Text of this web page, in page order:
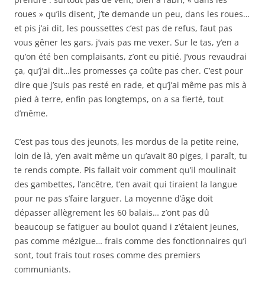
roues » qu’ils disent, j’te demande un peu, dans les roues…
et pis j’ai dit, les poussettes c’est pas de refus, faut pas
vous gêner les gars, j’vais pas me vexer. Sur le tas, y’en a
qu’on été ben complaisants, z’ont eu pitié. J’vous revaudrai
ça, qu’j’ai dit…les promesses ça coûte pas cher. C’est pour
dire que j’suis pas resté en rade, et qu’j’ai même pas mis à
pied à terre, enfin pas longtemps, on a sa fierté, tout
d’même.
C’est pas tous des jeunots, les mordus de la petite reine,
loin de là, y’en avait même un qu’avait 80 piges, i paraît, tu
te rends compte. Pis fallait voir comment qu’il moulinait
des gambettes, l’ancêtre, t’en avait qui tiraient la langue
pour ne pas s’faire larguer. La moyenne d’âge doit
dépasser allègrement les 60 balais… z’ont pas dû
beaucoup se fatiguer au boulot quand i z’étaient jeunes,
pas comme mézigue… frais comme des fonctionnaires qu’i
sont, tout frais tout roses comme des premiers
communiants.